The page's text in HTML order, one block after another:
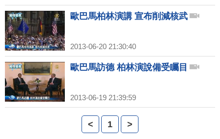
歐巴馬柏林演講 宣布削減核武
2013-06-20 21:30:40
歐巴馬訪德 柏林演說備受矚目
2013-06-19 21:39:59
< 1 >